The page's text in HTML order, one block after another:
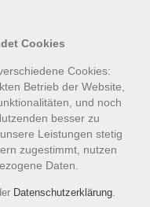
Cookies
Cookies:
Betrieb der Website,
und noch
besser zu
Leistungen stetig
zugestimmt, nutzen
Daten.
Datenschutzerklärung.